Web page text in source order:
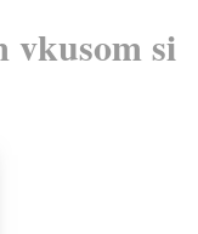
vkusom si